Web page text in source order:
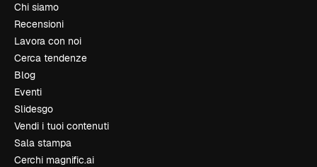
Chi siamo
Recensioni
Lavora con noi
Cerca tendenze
Blog
Eventi
Slidesgo
Vendi i tuoi contenuti
Sala stampa
Cerchi magnific.ai